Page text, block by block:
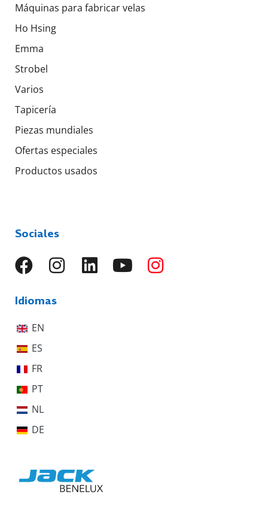
Máquinas para fabricar velas
Ho Hsing
Emma
Strobel
Varios
Tapicería
Piezas mundiales
Ofertas especiales
Productos usados
Sociales
Idiomas
EN
ES
FR
PT
NL
DE